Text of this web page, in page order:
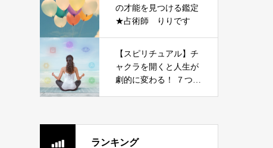
の才能を見つける鑑定
★占術師 りりです
【スピリチュアル】チ
ャクラを開くと人生が
劇的に変わる！ ７つの
ランキング